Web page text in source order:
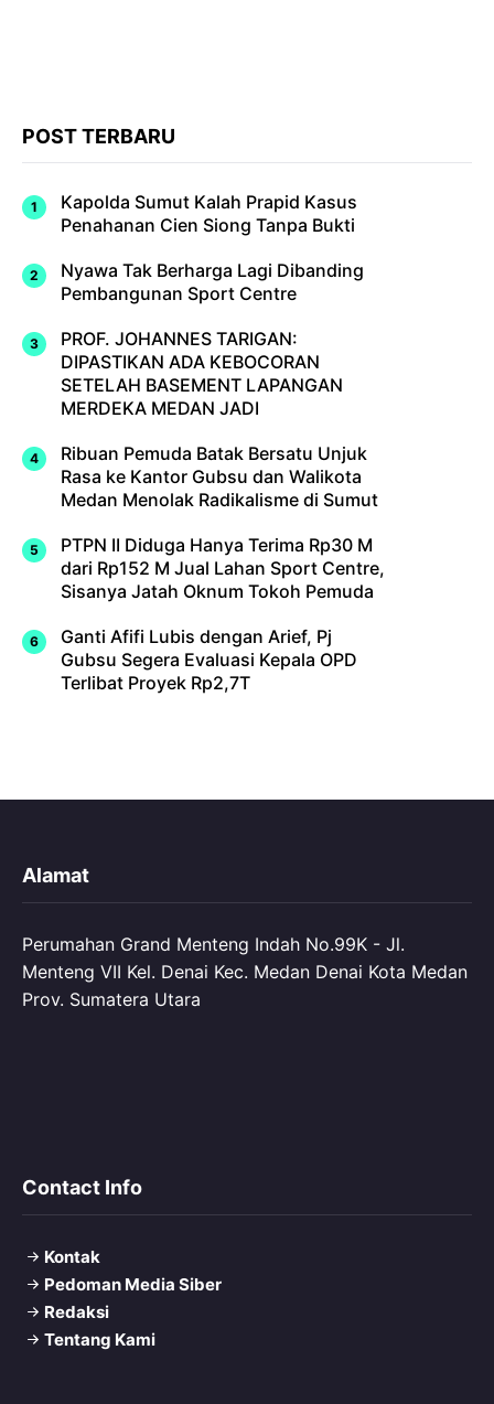
POST TERBARU
Kapolda Sumut Kalah Prapid Kasus
Penahanan Cien Siong Tanpa Bukti
Nyawa Tak Berharga Lagi Dibanding
Pembangunan Sport Centre
PROF. JOHANNES TARIGAN:
DIPASTIKAN ADA KEBOCORAN
SETELAH BASEMENT LAPANGAN
MERDEKA MEDAN JADI
Ribuan Pemuda Batak Bersatu Unjuk
Rasa ke Kantor Gubsu dan Walikota
Medan Menolak Radikalisme di Sumut
PTPN II Diduga Hanya Terima Rp30 M
dari Rp152 M Jual Lahan Sport Centre,
Sisanya Jatah Oknum Tokoh Pemuda
Ganti Afifi Lubis dengan Arief, Pj
Gubsu Segera Evaluasi Kepala OPD
Terlibat Proyek Rp2,7T
Alamat
Perumahan Grand Menteng Indah No.99K - Jl.
Menteng VII Kel. Denai Kec. Medan Denai Kota Medan
Prov. Sumatera Utara
Contact Info
Kontak
Pedoman Media Siber
Redaksi
Tentang Kami